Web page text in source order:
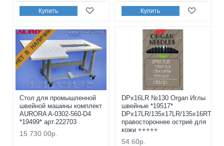
Купить Купить
НЕТ В НАЛИЧИИ
Стол для промышленной
швейной машины комплект
AURORA A-0302-560-D4
*19499* арт.222703
15 730.00р.
DPx16LR №130 Organ Иглы
швейные *19517*
DPx17LR/135x17LR/135x16RTW
правостороннее остриё для
кожи +++++
54.60р.